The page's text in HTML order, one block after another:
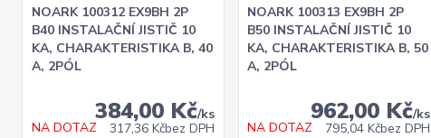
NOARK 100312 EX9BH 2P
B40 INSTALAČNÍ JISTIČ 10
KA, CHARAKTERISTIKA B, 40
A, 2PÓL
384,00 Kč/ks
317,36 Kčbez DPH
NA DOTAZ
NOARK 100313 EX9BH 2P
B50 INSTALAČNÍ JISTIČ 10
KA, CHARAKTERISTIKA B, 50
A, 2PÓL
962,00 Kč/ks
795,04 Kčbez DPH
NA DOTAZ